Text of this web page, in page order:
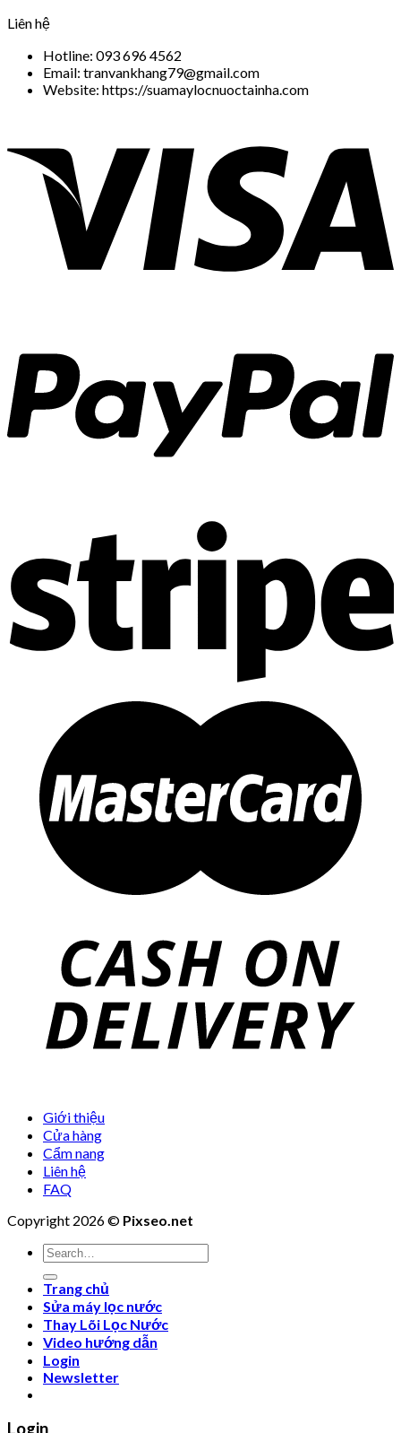
Liên hệ
Hotline: 093 696 4562
Email: tranvankhang79@gmail.com
Website: https://suamaylocnuoctainha.com
Giới thiệu
Cửa hàng
Cẩm nang
Liên hệ
FAQ
Copyright 2026 © Pixseo.net
Search
for:
Trang chủ
Sửa máy lọc nước
Thay Lõi Lọc Nước
Video hướng dẫn
Login
Newsletter
Login